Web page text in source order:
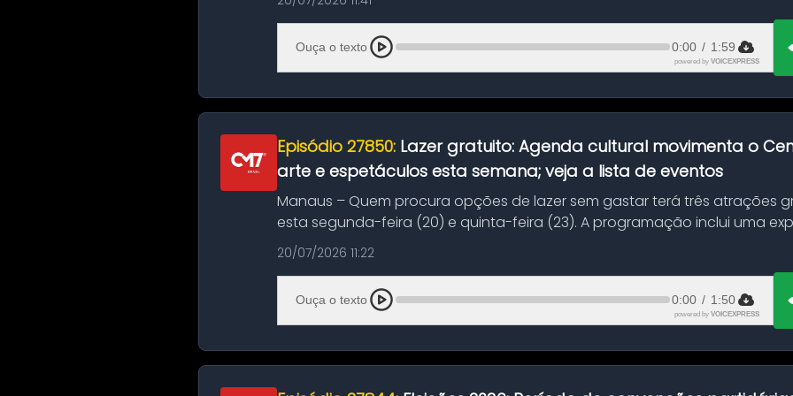
Ouça o texto 0:00 / 1:59
powered by VOICEXPRESS
Episódio 27850: Lazer gratuito: Agenda cultural movimenta o
arte e espetáculos esta semana; veja a lista de eventos
Manaus – Quem procura opções de lazer sem gastar terá três atrações
esta segunda-feira (20) e quinta-feira (23). A programação inclui uma
história das ...
20/07/2026 11:22
Ouça o texto 0:00 / 1:50
powered by VOICEXPRESS